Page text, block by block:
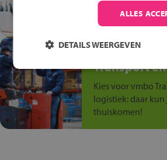
op de winkelvloer,
anders is!
Jouw talent
Transport
Kies voor vmbo
logistiek: daar kun
thuiskomen!
ALLES
DETAILS WEERGEVEN